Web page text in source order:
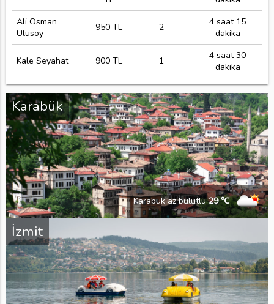
Ali Osman
Ulusoy
950 TL 2
4 saat 15
dakika
Kale Seyahat 900 TL 1
4 saat 30
dakika
Karabük
Karabük az bulutlu29 ℃
İzmit